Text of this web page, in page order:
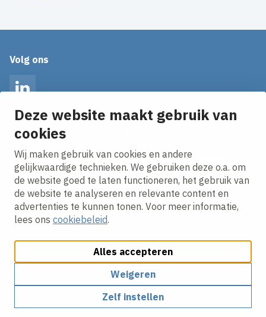
Deze website maakt gebruik van
cookies
Wij maken gebruik van cookies en andere
gelijkwaardige technieken. We gebruiken deze o.a. om
de website goed te laten functioneren, het gebruik van
de website te analyseren en relevante content en
advertenties te kunnen tonen. Voor meer informatie,
lees ons cookiebeleid.
Alles accepteren
Weigeren
Zelf instellen
Volg ons
Op de hoogte blijven van het laatste nieuws?
E-mailadres
Ik ga akkoord met hetprivacy statement.
Cookies aanpassenCookie beleidPrivacy policy
Responsible disclosureAlgemene inkoopvoorwaarden